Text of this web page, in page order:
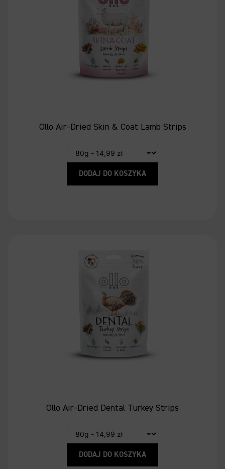
Ollo Air-Dried Skin & Coat Lamb Strips
DODAJ DO KOSZYKA
Ollo Air-Dried Dental Turkey Strips
DODAJ DO KOSZYKA